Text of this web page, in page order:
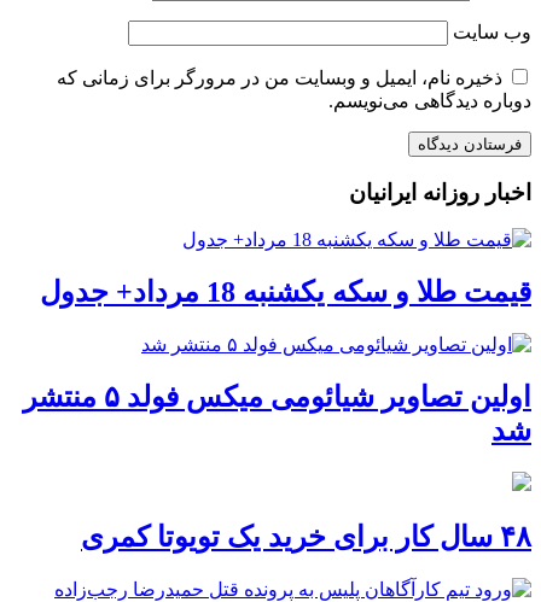
وب‌ سایت
ذخیره نام، ایمیل و وبسایت من در مرورگر برای زمانی که
دوباره دیدگاهی می‌نویسم.
اخبار روزانه ایرانیان
قیمت طلا و سکه یکشنبه 18 مرداد+ جدول
اولین تصاویر شیائومی میکس فولد ۵ منتشر
شد
۴۸ سال کار برای خرید یک تویوتا کمری